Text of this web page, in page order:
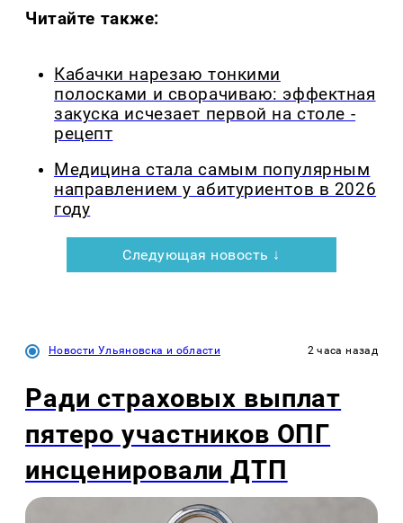
Читайте также:
Кабачки нарезаю тонкими
полосками и сворачиваю: эффектная
закуска исчезает первой на столе -
рецепт
Медицина стала самым популярным
направлением у абитуриентов в 2026
году
Следующая новость ↓
Новости Ульяновска и области 2 часа назад
Ради страховых выплат
пятеро участников ОПГ
инсценировали ДТП